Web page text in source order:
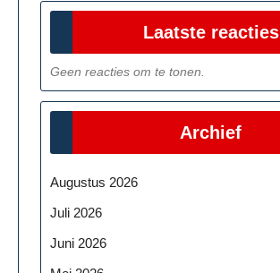
Laatste reacties
Geen reacties om te tonen.
Archief
Augustus 2026
Juli 2026
Juni 2026